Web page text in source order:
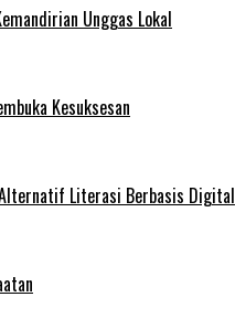
Unggas Lokal
Kesuksesan
Alternatif Literasi Berbasis Digital